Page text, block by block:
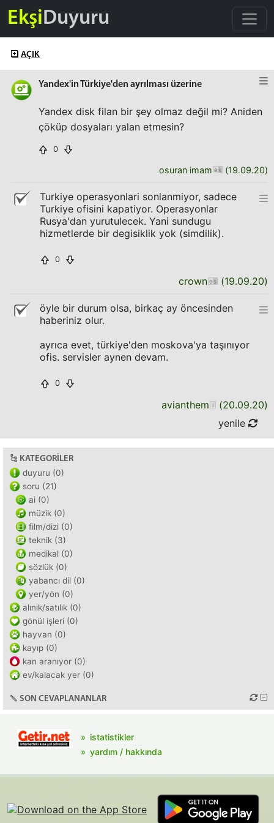
EkşiDuyuru
AÇIK
Yandex'in Türkiye'den ayrılması üzerine
Yandex disk filan bir şey olmaz değil mi? Aniden
çöküp dosyaları yalan etmesin?
0
osuran imam (19.09.20)
Turkiye operasyonlari sonlanmiyor, sadece
Turkiye ofisini kapatiyor. Operasyonlar
Rusya'dan yurutulecek. Yani sundugu
hizmetlerde bir degisiklik yok (simdilik).
0
crown (19.09.20)
öyle bir durum olsa, birkaç ay öncesinden
haberiniz olur.
ayrıca evet, türkiye'den moskova'ya taşınıyor
ofis. servisler aynen devam.
0
avianthem (20.09.20)
yenile
KATEGORILER
duyuru (0)
soru (21)
ai (0)
müzik (0)
film/dizi (0)
teknik (3)
medikal (0)
sözlük (0)
yabancı dil (0)
yer/yön (0)
alınık/satılık (0)
gönül işleri (0)
hayvan (0)
kayıp (0)
kan aranıyor (0)
ev/kalacak yer (0)
SON CEVAPLANANLAR
istatistikler
yardım / hakkında